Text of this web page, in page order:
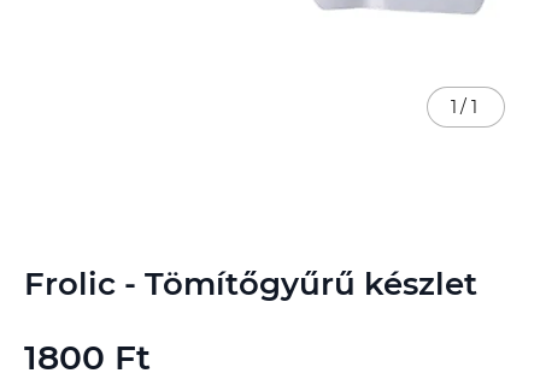
Frolic - Tömítőgyűrű készlet
1800 Ft
1 / 1
a